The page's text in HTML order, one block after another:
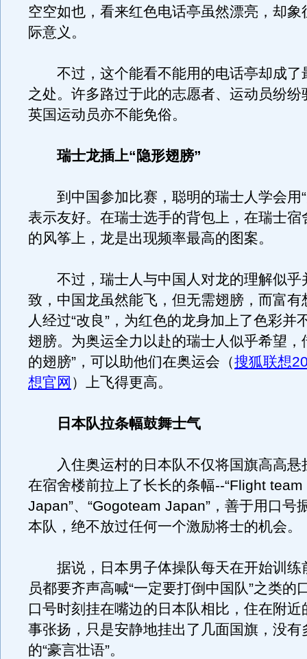
空空如也，看来红色电话亭虽然漂亮，却象
际意义。
不过，这个能看不能用的电话亭却成了
之处。许多路过于此的志愿者、运动员纷纷
英国运动员亦不能免俗。
瑞士龙插上“隐形翅膀”
到中国参加比赛，聪明的瑞士人学会用“
表示友好。在瑞士选手的背包上，在瑞士宿
的风筝上，龙是出现频率最高的图案。
不过，瑞士人与中国人对龙的理解似乎
致，中国龙虽然能飞，但无需翅膀，而富有
人经过“改良”，为红色的龙身加上了色彩并
翅膀。为奥运全力以赴的瑞士人似乎希望，
的翅膀”，可以助他们在奥运会（搜狐联想
想官网 ）上飞得更高。
日本队拉条幅鼓舞士气
入住奥运村的日本队不仅将国旗高高悬
在宿舍楼前拉上了长长的条幅--“Flight team
Japan”、“Gogoteam Japan”，善于用口号
本队，绝不放过任何一个激励将士的机会。
据说，日本男子体操队每天在开始训练
员都要齐声高喊“一定要打倒中国队”之类的
口号时刻挂在嘴边的日本队相比，住在附近
事张扬，只是安静地挂出了几面国旗，没有
的“豪言壮语”。